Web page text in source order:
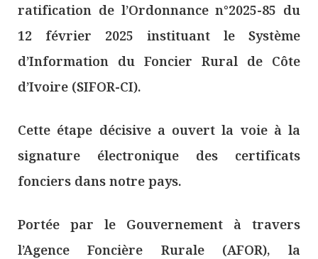
ratification de l’Ordonnance n°2025-85 du
12 février 2025 instituant le Système
d’Information du Foncier Rural de Côte
d’Ivoire (SIFOR-CI).
Cette étape décisive a ouvert la voie à la
signature électronique des certificats
fonciers dans notre pays.
Portée par le Gouvernement à travers
l’Agence Foncière Rurale (AFOR), la